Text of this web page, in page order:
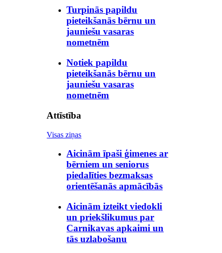
Turpinās papildu
pieteikšanās bērnu un
jauniešu vasaras
nometnēm
Notiek papildu
pieteikšanās bērnu un
jauniešu vasaras
nometnēm
Attīstība
Visas ziņas
Aicinām īpaši ģimenes ar
bērniem un seniorus
piedalīties bezmaksas
orientēšanās apmācībās
Aicinām izteikt viedokli
un priekšlikumus par
Carnikavas apkaimi un
tās uzlabošanu